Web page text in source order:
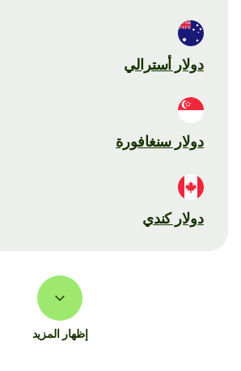
دولار أسترالي
دولار سنغافورة
دولار كندي
إظهار المزيد